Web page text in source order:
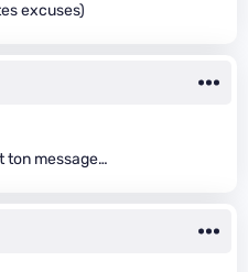
excuses)
ton message…